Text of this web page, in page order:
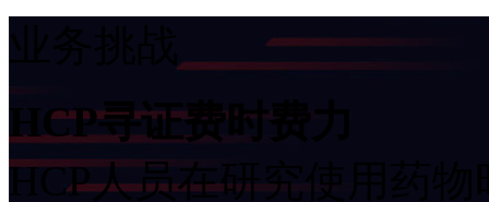
HCP寻证费时费力
HCP人员在研究使用药物时